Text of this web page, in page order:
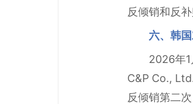
反倾销和反补
六、韩
2026年
C&P Co.,
反倾销第二